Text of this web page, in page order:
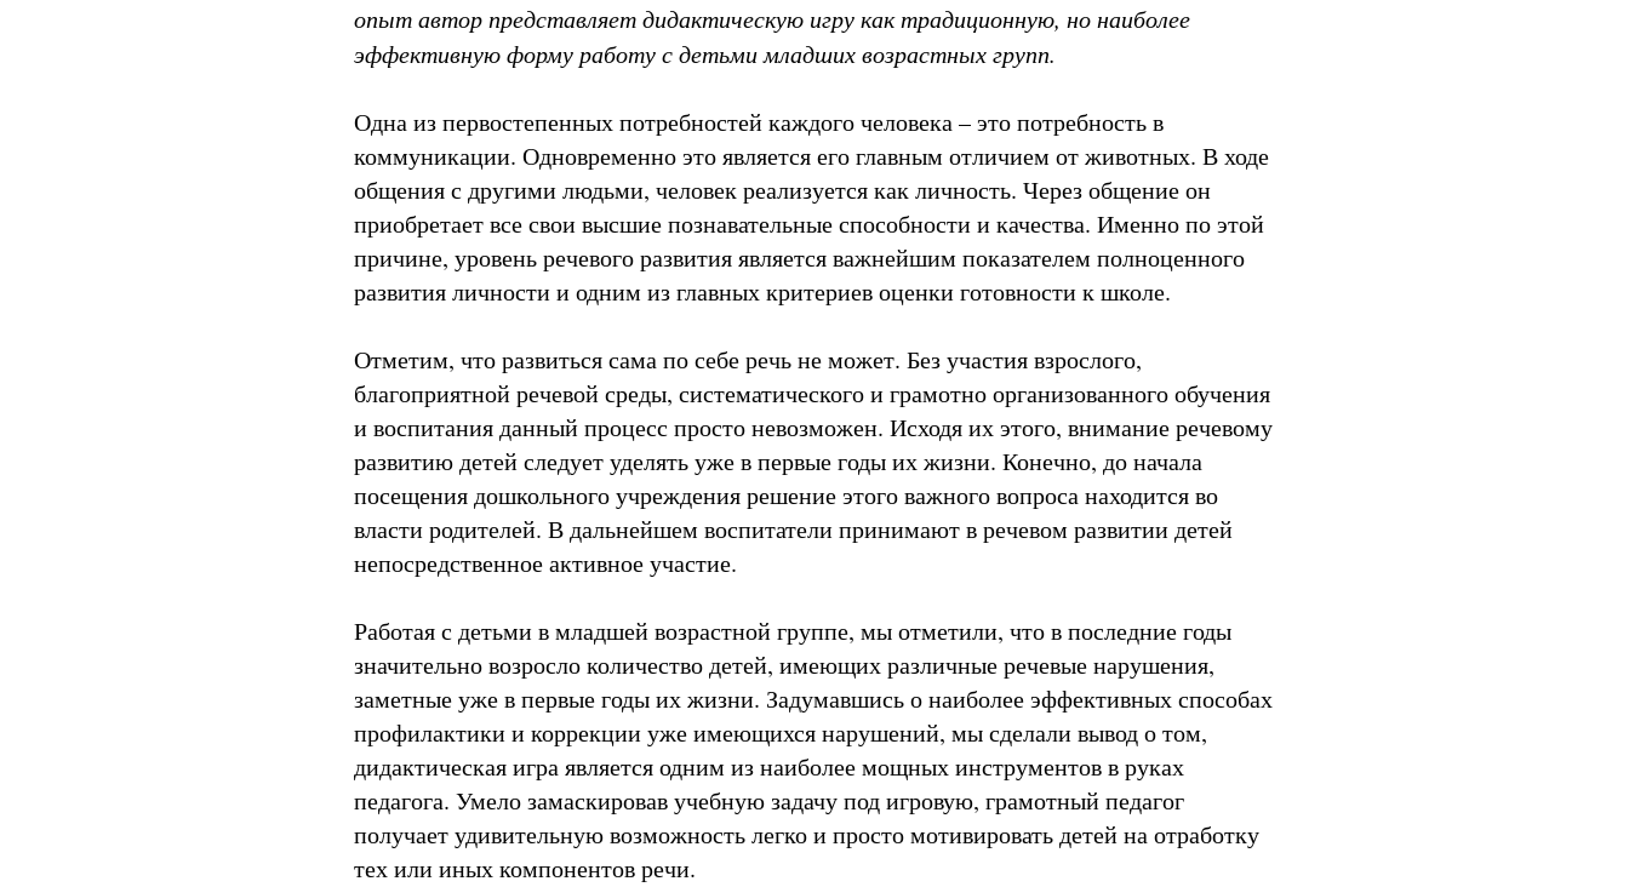
опыт автор представляет дидактическую игру как традиционную, но наиболее
эффективную форму работу с детьми младших возрастных групп.
Одна из первостепенных потребностей каждого человека – это потребность в
коммуникации. Одновременно это является его главным отличием от животных. В ходе
общения с другими людьми, человек реализуется как личность. Через общение он
приобретает все свои высшие познавательные способности и качества. Именно по этой
причине, уровень речевого развития является важнейшим показателем полноценного
развития личности и одним из главных критериев оценки готовности к школе.
Отметим, что развиться сама по себе речь не может. Без участия взрослого,
благоприятной речевой среды, систематического и грамотно организованного обучения
и воспитания данный процесс просто невозможен. Исходя их этого, внимание речевому
развитию детей следует уделять уже в первые годы их жизни. Конечно, до начала
посещения дошкольного учреждения решение этого важного вопроса находится во
власти родителей. В дальнейшем воспитатели принимают в речевом развитии детей
непосредственное активное участие.
Работая с детьми в младшей возрастной группе, мы отметили, что в последние годы
значительно возросло количество детей, имеющих различные речевые нарушения,
заметные уже в первые годы их жизни. Задумавшись о наиболее эффективных способах
профилактики и коррекции уже имеющихся нарушений, мы сделали вывод о том,
дидактическая игра является одним из наиболее мощных инструментов в руках
педагога. Умело замаскировав учебную задачу под игровую, грамотный педагог
получает удивительную возможность легко и просто мотивировать детей на отработку
тех или иных компонентов речи.